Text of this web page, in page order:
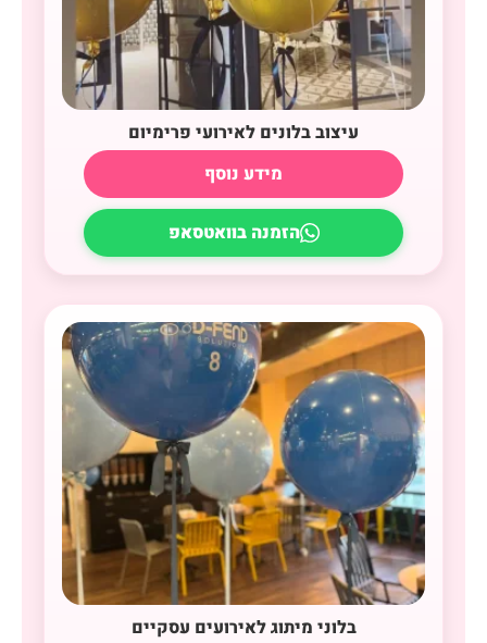
עיצוב בלונים לאירועי פרימיום
מידע נוסף
הזמנה בוואטסאפ
בלוני מיתוג לאירועים עסקיים